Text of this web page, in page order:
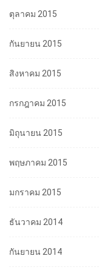
ตุลาคม 2015
กันยายน 2015
สิงหาคม 2015
กรกฎาคม 2015
มิถุนายน 2015
พฤษภาคม 2015
มกราคม 2015
ธันวาคม 2014
กันยายน 2014